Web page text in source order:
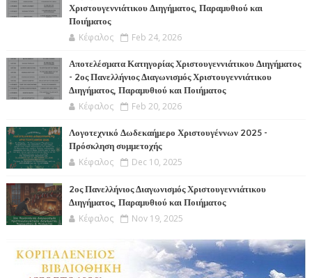
Χριστουγεννιάτικου Διηγήματος, Παραμυθιού και
Ποιήματος
Κέφαλος Feb 24, 2026
Αποτελέσματα Κατηγορίας Χριστουγεννιάτικου Διηγήματος
- 2ος Πανελλήνιος Διαγωνισμός Χριστουγεννιάτικου
Διηγήματος, Παραμυθιού και Ποιήματος
Κέφαλος Feb 20, 2026
Λογοτεχνικό Δωδεκαήμερο Χριστουγέννων 2025 -
Πρόσκληση συμμετοχής
Κέφαλος Dec 10, 2025
2ος Πανελλήνιος Διαγωνισμός Χριστουγεννιάτικου
Διηγήματος, Παραμυθιού και Ποιήματος
Κέφαλος Nov 19, 2025